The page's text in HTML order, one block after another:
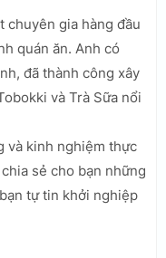
chuyên gia hàng đầu
quán ăn. Anh có
đã thành công xây
và Trà Sữa nổi
và kinh nghiệm thực
sẻ cho bạn những
tự tin khởi nghiệp